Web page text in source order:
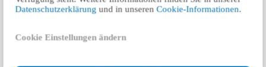
Datenschutzerklärung und in unserenCookie-Informationen.
Cookie Einstellungen ändern